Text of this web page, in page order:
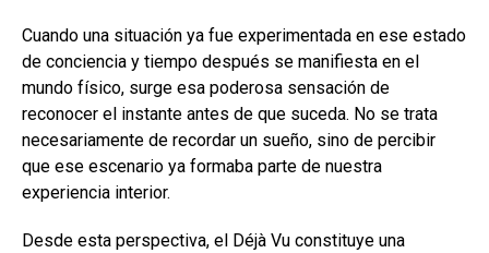
Cuando una situación ya fue experimentada en ese estado
de conciencia y tiempo después se manifiesta en el
mundo físico, surge esa poderosa sensación de
reconocer el instante antes de que suceda. No se trata
necesariamente de recordar un sueño, sino de percibir
que ese escenario ya formaba parte de nuestra
experiencia interior.
Desde esta perspectiva, el Déjà Vu constituye una